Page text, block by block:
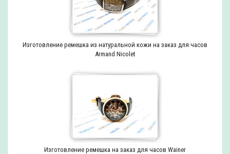
Изготовление ремешка из натуральной кожи на заказ для часов
Armand Nicolet
Изготовление ремешка на заказ для часов Wainer